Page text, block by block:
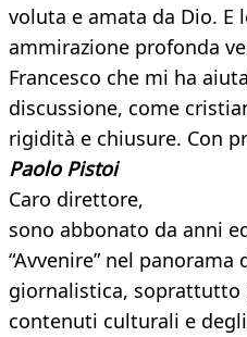
voluta e amata da Dio. E
ammirazione profonda
Francesco che mi ha
discussione, come
rigidità e chiusure. Con
Paolo Pistoi
Caro direttore,
sono abbonato da anni
“Avvenire” nel panorama
giornalistica, soprattutto
contenuti culturali e